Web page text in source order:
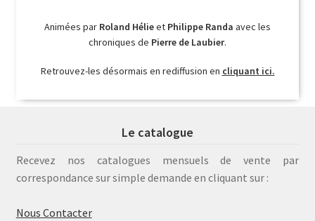
Animées par Roland Hélieet Philippe Randa avec les
chroniques de Pierre de Laubier.
Retrouvez-les désormais en rediffusion en cliquant ici.
Le catalogue
Recevez nos catalogues mensuels de vente par
correspondance sur simple demande en cliquant sur :
Nous Contacter